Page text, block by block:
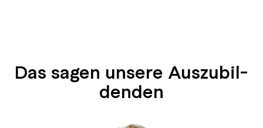
Das sa­gen unsere Aus­zu­bil­
den­den